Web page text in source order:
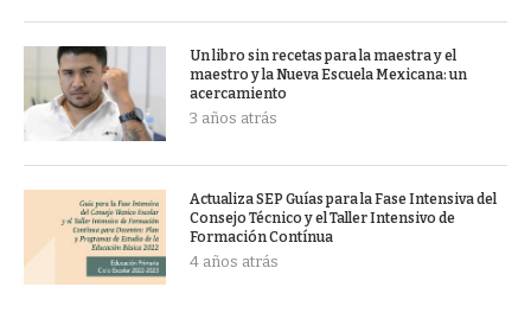
Un libro sin recetas para la maestra y el
maestro y la Nueva Escuela Mexicana: un
acercamiento
3 años atrás
Actualiza SEP Guías para la Fase Intensiva del
Consejo Técnico y el Taller Intensivo de
Formación Contínua
4 años atrás